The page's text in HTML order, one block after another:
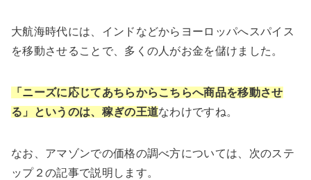
大航海時代には、インドなどからヨーロッパへスパイス
を移動させることで、多くの人がお金を儲けました。
「ニーズに応じてあちらからこちらへ商品を移動させ
る」というのは、稼ぎの王道なわけですね。
なお、アマゾンでの価格の調べ方については、次のステ
ップ２の記事で説明します。